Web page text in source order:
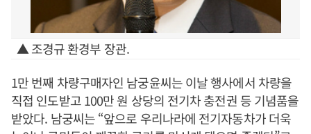
▲ 조경규 환경부 장관.
1만 번째 차량구매자인 남궁윤씨는 이날 행사에서 차량을
직접 인도받고 100만 원 상당의 전기차 충전권 등 기념품을
받았다. 남궁씨는 “앞으로 우리나라에 전기자동차가 더욱